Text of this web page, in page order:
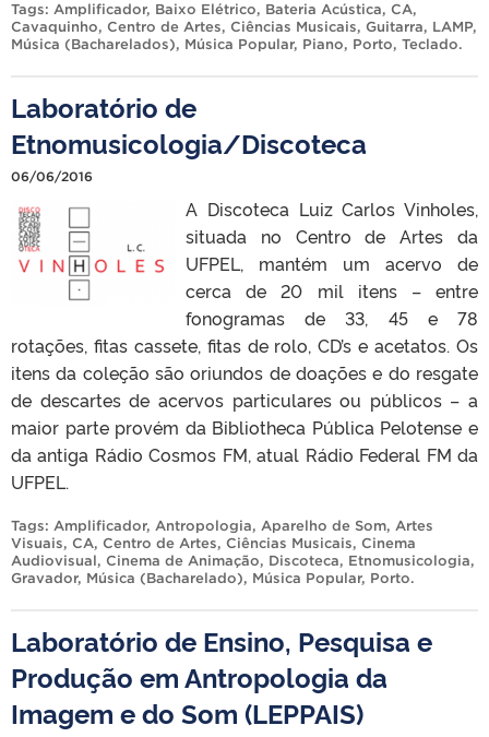
Tags: Amplificador, Baixo Elétrico, Bateria Acústica, CA,
Cavaquinho, Centro de Artes, Ciências Musicais, Guitarra, LAMP,
Música (Bacharelados), Música Popular, Piano, Porto, Teclado.
Laboratório de
Etnomusicologia/Discoteca
06/06/2016
A Discoteca Luiz Carlos Vinholes,
situada no Centro de Artes da
UFPEL, mantém um acervo de
cerca de 20 mil itens – entre
fonogramas de 33, 45 e 78
rotações, fitas cassete, fitas de rolo, CD’s e acetatos. Os
itens da coleção são oriundos de doações e do resgate
de descartes de acervos particulares ou públicos – a
maior parte provém da Bibliotheca Pública Pelotense e
da antiga Rádio Cosmos FM, atual Rádio Federal FM da
UFPEL.
Tags: Amplificador, Antropologia, Aparelho de Som, Artes
Visuais, CA, Centro de Artes, Ciências Musicais, Cinema
Audiovisual, Cinema de Animação, Discoteca, Etnomusicologia,
Gravador, Música (Bacharelado), Música Popular, Porto.
Laboratório de Ensino, Pesquisa e
Produção em Antropologia da
Imagem e do Som (LEPPAIS)